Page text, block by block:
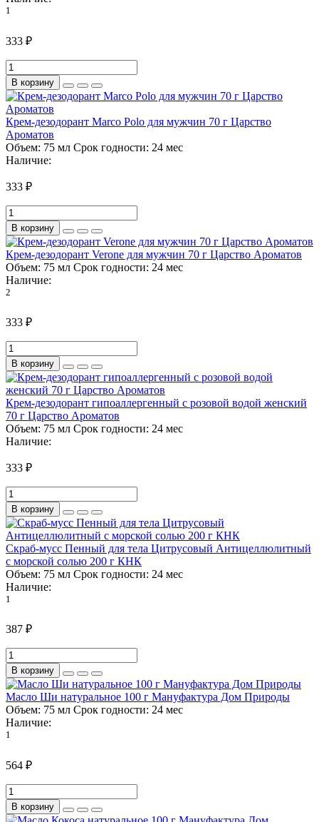
1
333 ₽
В корзину
Крем-дезодорант Marco Polo для мужчин 70 г Царство
Ароматов
Объем: 75 мл Срок годности: 24 мес
Наличие:
333 ₽
В корзину
Крем-дезодорант Verone для мужчин 70 г Царство Ароматов
Объем: 75 мл Срок годности: 24 мес
Наличие:
2
333 ₽
В корзину
Крем-дезодорант гипоаллергенный с розовой водой женский
70 г Царство Ароматов
Объем: 75 мл Срок годности: 24 мес
Наличие:
333 ₽
В корзину
Скраб-мусс Пенный для тела Цитрусовый Антицеллюлитный
с морской солью 200 г КНК
Объем: 75 мл Срок годности: 24 мес
Наличие:
1
387 ₽
В корзину
Масло Ши натуральное 100 г Мануфактура Дом Природы
Объем: 75 мл Срок годности: 24 мес
Наличие:
1
564 ₽
В корзину